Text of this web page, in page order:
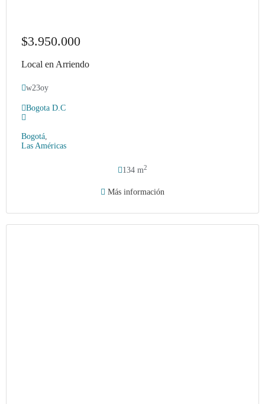
$3.950.000
Local en Arriendo
w23oy
Bogota D.C
Bogotá,
Las Américas
134 m2
Más información